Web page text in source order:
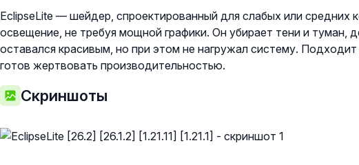
EclipseLite — шейдер, спроектированный для слабых или средних
освещение, не требуя мощной графики. Он убирает тени и туман,
оставался красивым, но при этом не нагружал систему.
готов жертвовать производительностью.
Скриншоты